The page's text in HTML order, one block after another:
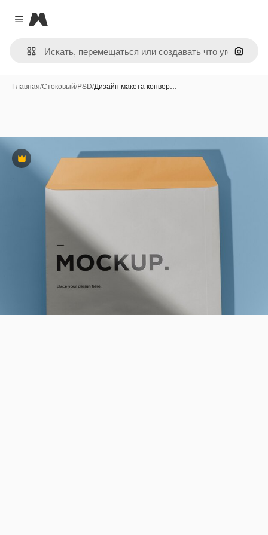
Close menu
Magnific
Поиск
Главная/Стоковый/PSD/Дизайн макета конвер…
Премиум